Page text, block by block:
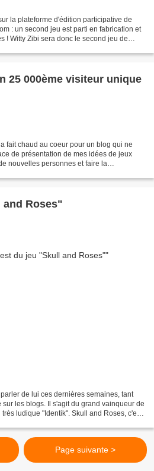
la plateforme d'édition participative de
: un second jeu est parti en fabrication et
! Witty Zibi sera donc le second jeu de
25 000ème visiteur unique
fait chaud au coeur pour un blog qui ne
de présentation de mes idées de jeux
nouvelles personnes et faire la
Roses"
de lui ces dernières semaines, tant
les blogs. Il s'agit du grand vainqueur de
ludique "Identik". Skull and Roses, c'est
Page suivante >